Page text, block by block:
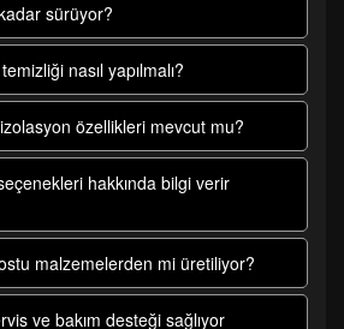
sürüyor?
nasıl yapılmalı?
özellikleri mevcut mu?
hakkında bilgi verir
malzemelerden mi üretiliyor?
ve bakım desteği sağlıyor